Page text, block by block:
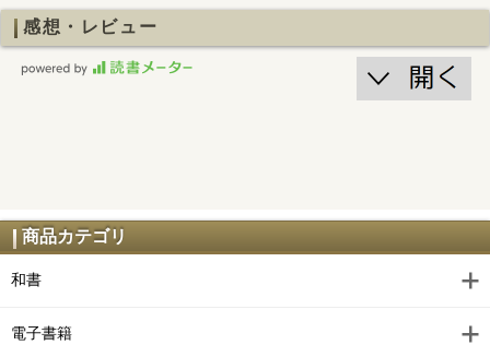
感想・レビュー
商品カテゴリ
和書
電子書籍